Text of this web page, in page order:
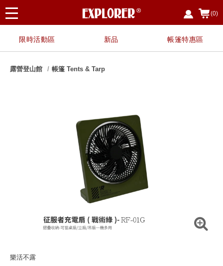
(0)
限時活動區 新品 帳篷特惠區
露營登山館 帳篷 Tents & Tarp
樂活不露